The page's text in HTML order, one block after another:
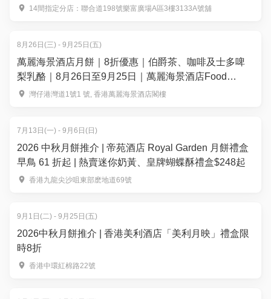
14+分店換領
14間指定分店：聯合道198號樂富廣場A區3樓3133A號舖
8月26日(三) - 9月25日(五)
萬麗海景酒店月餅｜8折優惠｜伯爵茶、咖啡及士多啤
梨乳酪｜8月26日至9月25日｜萬麗海景酒店Food
Studio
灣仔港灣道1號1 號, 香港萬麗海景酒店閣樓
7月13日(一) - 9月6日(日)
2026 中秋月餅推介 | 帝苑酒店 Royal Garden 月餅禮盒
早鳥 61 折起 | 熱賣迷你奶黃、皇牌蝴蝶酥禮盒$248起
香港九龍尖沙咀東部麽地道69號
9月1日(二) - 9月25日(五)
2026中秋月餅推介 | 香港美利酒店「美利月映」禮盒限
時8折
香港中環紅棉路22號